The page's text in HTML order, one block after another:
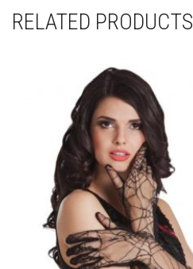
RELATED PRODUCTS